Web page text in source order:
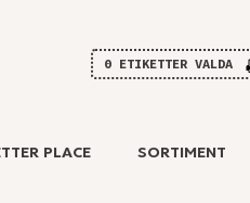
PLACE SORTIMENT
0 ETIKETTER VALDA